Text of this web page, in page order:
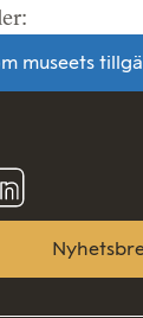
museets
Linkedin